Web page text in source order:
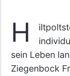
H
sein Leben
Ziegenbock